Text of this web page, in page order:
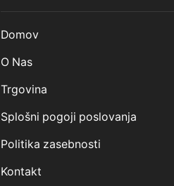
Domov
O Nas
Trgovina
Splošni pogoji poslovanja
Politika zasebnosti
Kontakt